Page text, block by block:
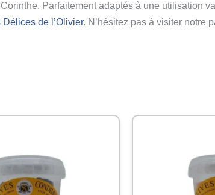
Parfaitement adaptés à une utilisation
Délices de l’Olivier. N’hésitez pas à visiter notre